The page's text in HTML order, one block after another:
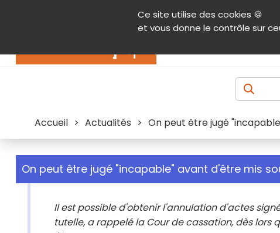
Ce site utilise des cookies 🍪
et vous donne le contrôle sur
Contenu Aide et accessibilité Menu
Accueil > Actualités > On peut être jugé
On peut être jugé "incapable" avant d'être mis
Il est possible d'obtenir l'annulation d'actes
tutelle, a rappelé la Cour de cassation, dès